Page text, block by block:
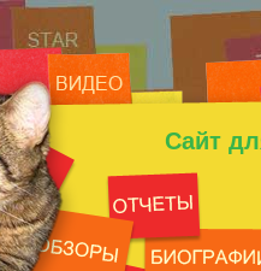
Сайт